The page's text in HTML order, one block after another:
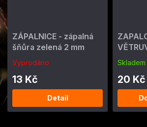
ZÁPALNICE - zápalná
šňůra zelená 2 mm
Vyprodáno
13 Kč
Detail
Skladem
20 Kč